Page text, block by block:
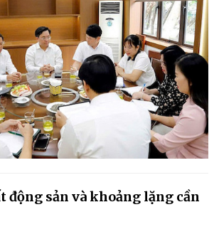
động sản và khoảng lặng cần